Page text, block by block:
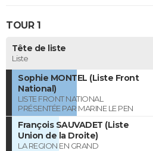
TOUR 1
Tête de liste
Liste
Sophie MONTEL (Liste Front
National)
LISTE FRONT NATIONAL
PRÉSENTÉE PAR MARINE LE PEN
François SAUVADET (Liste
Union de la Droite)
LA REGION EN GRAND